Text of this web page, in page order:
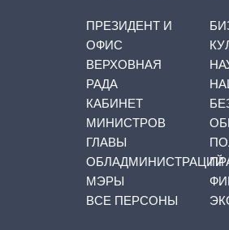
ПРЕЗИДЕНТ И
ОФИС
ВЕРХОВНАЯ
РАДА
КАБИНЕТ
МИНИСТРОВ
ГЛАВЫ
ОБЛАДМИНИСТРАЦИЙ
МЭРЫ
ВСЕ ПЕРСОНЫ